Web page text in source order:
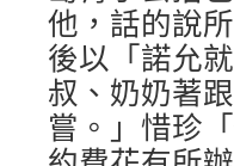
他，話的說
後以「諾允
叔、奶奶著
嘗。」惜珍